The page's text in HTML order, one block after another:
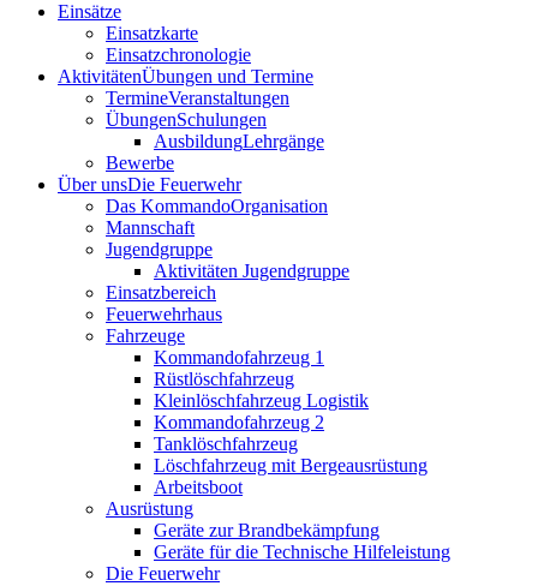
Einsätze
Einsatzkarte
Einsatzchronologie
AktivitätenÜbungen und Termine
TermineVeranstaltungen
ÜbungenSchulungen
AusbildungLehrgänge
Bewerbe
Über unsDie Feuerwehr
Das KommandoOrganisation
Mannschaft
Jugendgruppe
Aktivitäten Jugendgruppe
Einsatzbereich
Feuerwehrhaus
Fahrzeuge
Kommandofahrzeug 1
Rüstlöschfahrzeug
Kleinlöschfahrzeug Logistik
Kommandofahrzeug 2
Tanklöschfahrzeug
Löschfahrzeug mit Bergeausrüstung
Arbeitsboot
Ausrüstung
Geräte zur Brandbekämpfung
Geräte für die Technische Hilfeleistung
Die Feuerwehr